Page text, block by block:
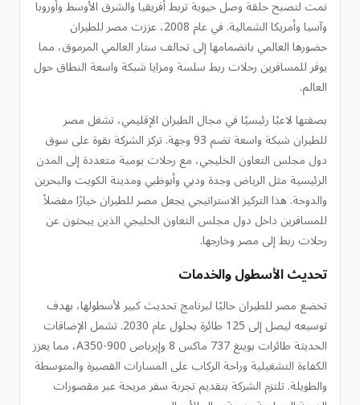
نمت لتصبح حلقة وصل حيوية تربط أفريقيا والشرق الأوسط وأوروبا
وآسيا وأمريكا الشمالية. في عام 2008، عززت مصر للطيران
حضورها العالمي بانضمامها إلى تحالف ستار العالمي المرموق، مما
يوفر للمسافرين رحلات ربط سلسة ومزايا شبكة واسعة النطاق حول
العالم.
بصفتها لاعبًا رئيسيًا في مجال الطيران الإقليمي، تشغل مصر
للطيران شبكة واسعة تضم 93 وجهة. تركز الشركة بقوة على سوق
دول مجلس التعاون الخليجي، مع رحلات يومية متعددة إلى المدن
الرئيسية مثل الرياض وجدة ودبي وأبوظبي ومدينة الكويت والبحرين
والدوحة. هذا التركيز الاستراتيجي يجعل مصر للطيران خيارًا مفضلاً
للمسافرين داخل دول مجلس التعاون الخليجي الذين يبحثون عن
رحلات ربط إلى مصر وخارجها.
تحديث الأسطول والخدمات
تخضع مصر للطيران حاليًا لبرنامج تحديث كبير لأسطولها، بهدف
توسيعه ليصل إلى 125 طائرة بحلول عام 2030. تشمل الإضافات
الحديثة طائرات بوينغ 737 ماكس 8 وإيرباص A350-900، مما يعزز
الكفاءة التشغيلية وراحة الركاب على المسارات القصيرة والمتوسطة
والطويلة. تلتزم الشركة بتقديم تجربة سفر مريحة عبر مقصورات